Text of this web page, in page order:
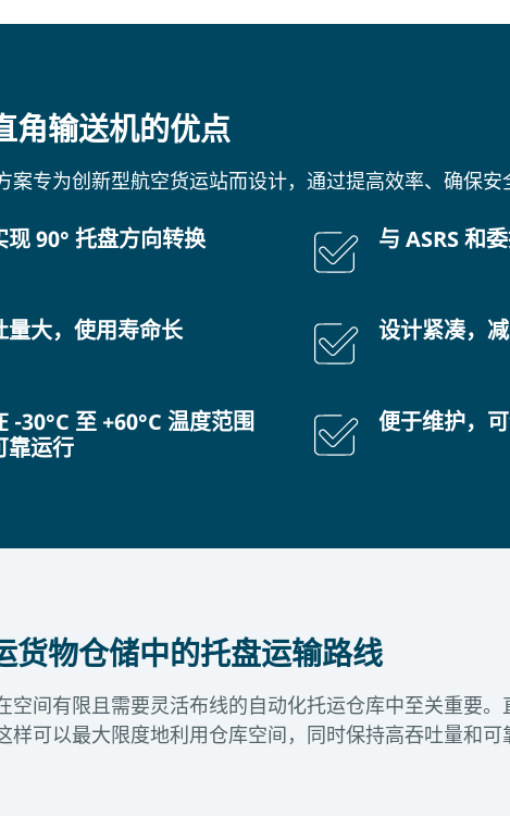
角输送机的优点
案专为创新型航空货运站而设计，通过提高效率、确保安
现 90° 托盘方向转换 与 ASRS 和
量大，使用寿命长 设计紧凑，
-30°C 至 +60°C 温度范围
靠运行
便于维护，
货物仓储中的托盘运输路线
空间有限且需要灵活布线的自动化托运仓库中至关重要
样可以最大限度地利用仓库空间，同时保持高吞吐量和可